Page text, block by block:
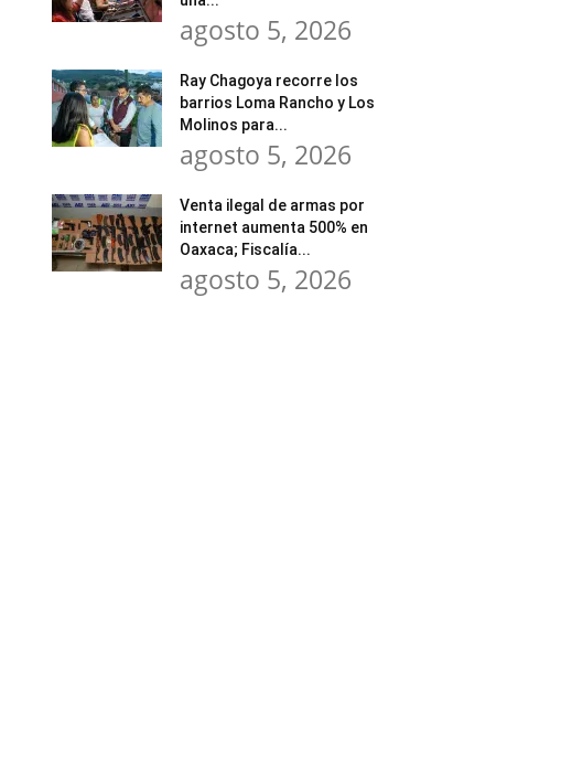
agosto 5, 2026
Ray Chagoya recorre los
barrios Loma Rancho y Los
Molinos para...
agosto 5, 2026
Venta ilegal de armas por
internet aumenta 500% en
Oaxaca; Fiscalía...
agosto 5, 2026